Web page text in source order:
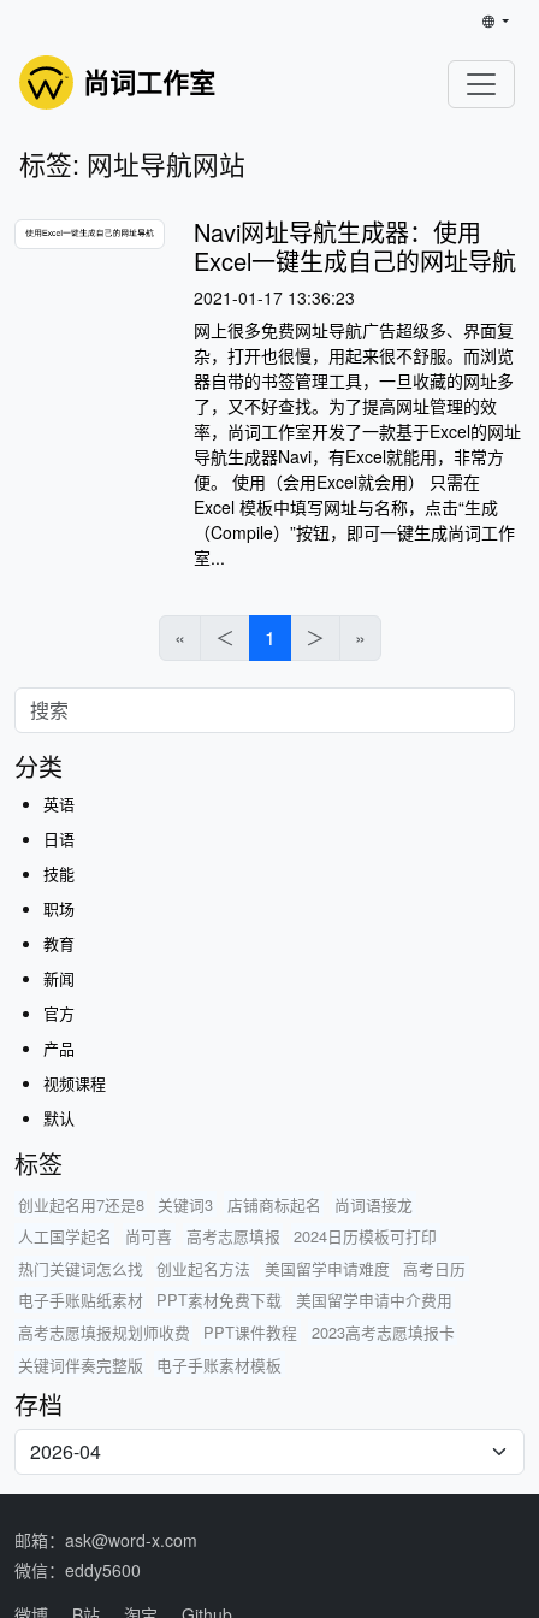
尚词工作室
标签: 网址导航网站
Navi网址导航生成器：使用
Excel一键生成自己的网址导航
2021-01-17 13:36:23
网上很多免费网址导航广告超级多、界面复
杂，打开也很慢，用起来很不舒服。而浏览
器自带的书签管理工具，一旦收藏的网址多
了，又不好查找。为了提高网址管理的效
率，尚词工作室开发了一款基于Excel的网址
导航生成器Navi，有Excel就能用，非常方
便。 使用（会用Excel就会用） 只需在
Excel 模板中填写网址与名称，点击“生成
（Compile）”按钮，即可一键生成尚词工作
室...
« ＜ 1 ＞ »
分类
英语
日语
技能
职场
教育
新闻
官方
产品
视频课程
默认
标签
创业起名用7还是8 关键词3 店铺商标起名
尚词语接龙
人工国学起名
尚可喜 高考志愿填报
2024日历模板可打印
热门关键词怎么找
创业起名方法 美国留学申请难度
高考日历
电子手账贴纸素材
PPT素材免费下载
美国留学申请中介费用
高考志愿填报规划师收费
PPT课件教程
2023高考志愿填报卡
关键词伴奏完整版
电子手账素材模板
存档
邮箱：ask@word-x.com
微信：eddy5600